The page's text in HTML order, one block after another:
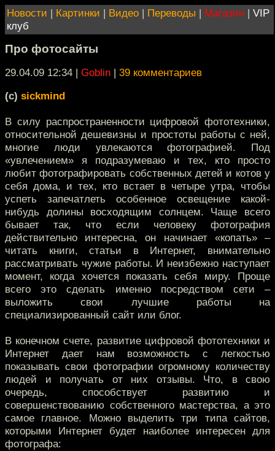
Новости | Картинки | Видео | Переводы | Магазин | VIP
клуб
Про фотосайты
29.04.09 12:34 | Goblin | 39 комментариев
(с) sickmind
В силу распространенности цифровой фототехники,
относительной дешевизны и простоты работы с ней,
многие люди увлекаются фотографией. Под
«увлечением» я подразумеваю и тех, кто просто
любит фотографировать собственных детей и котов у
себя дома, и тех, кто встает в четыре утра, чтобы
успеть запечатлеть особенное освещение какой-
нибудь долины восходящим солнцем. Чаще всего
бывает так, что если человеку фотография
действительно интересна, он начинает «копать» –
читать книги, статьи в Интернет, внимательно
рассматривать чужие работы. И неизбежно наступает
момент, когда хочется показать себя миру. Проще
всего это сделать именно посредством сети –
выложить свои лучшие работы на
специализированный сайт или блог.
В конечном счете, развитие цифровой фототехники и
Интернет дает нам возможность с легкостью
показывать свои фотографии огромному количеству
людей и получать от них отзывы. Что, в свою
очередь, способствует развитию и
совершенствованию собственного мастерства, а это
самое главное. Можно выделить три типа сайтов,
которыми Интернет будет наиболее интересен для
фотографа: